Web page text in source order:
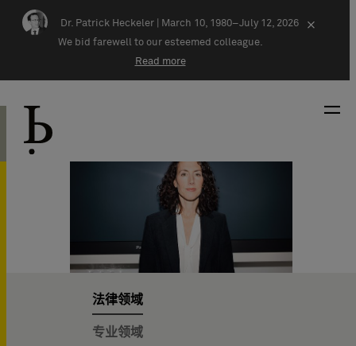
Skip navigation
Dr. Patrick Heckeler |
March 10, 1980–July 12, 2026
We bid farewell to our esteemed colleague.
Read more
×
法律领域
专业领域